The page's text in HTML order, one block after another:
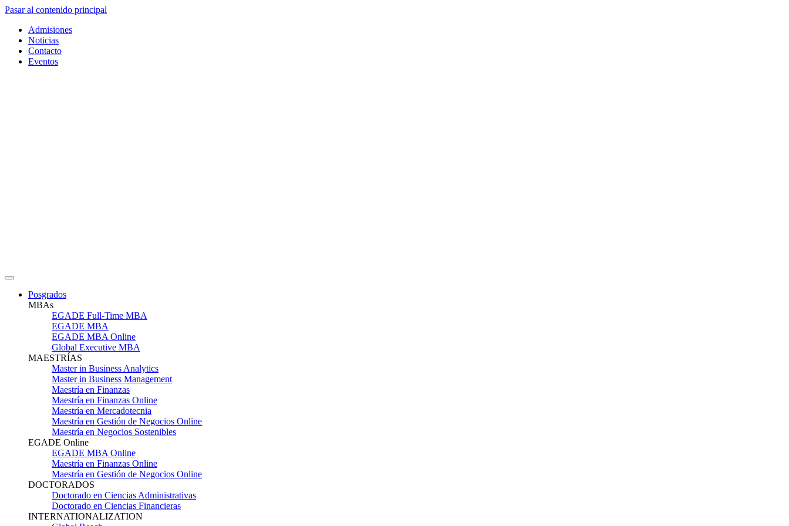
Pasar al contenido principal
Admisiones
Noticias
Contacto
Eventos
Posgrados
MBAs
EGADE Full-Time MBA
EGADE MBA
EGADE MBA Online
Global Executive MBA
MAESTRÍAS
Master in Business Analytics
Master in Business Management
Maestría en Finanzas
Maestría en Finanzas Online
Maestría en Mercadotecnia
Maestría en Gestión de Negocios Online
Maestría en Negocios Sostenibles
EGADE Online
EGADE MBA Online
Maestría en Finanzas Online
Maestría en Gestión de Negocios Online
DOCTORADOS
Doctorado en Ciencias Administrativas
Doctorado en Ciencias Financieras
INTERNATIONALIZATION